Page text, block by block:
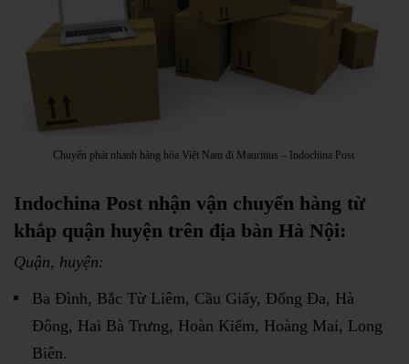
Chuyển phát nhanh hàng hóa Việt Nam đi Mauritius – Indochina Post
Indochina Post nhận vận chuyển hàng từ
khắp quận huyện trên địa bàn Hà Nội:
Quận, huyện:
Ba Đình, Bắc Từ Liêm, Cầu Giấy, Đống Đa, Hà
Đông, Hai Bà Trưng, Hoàn Kiếm, Hoàng Mai, Long
Biên.